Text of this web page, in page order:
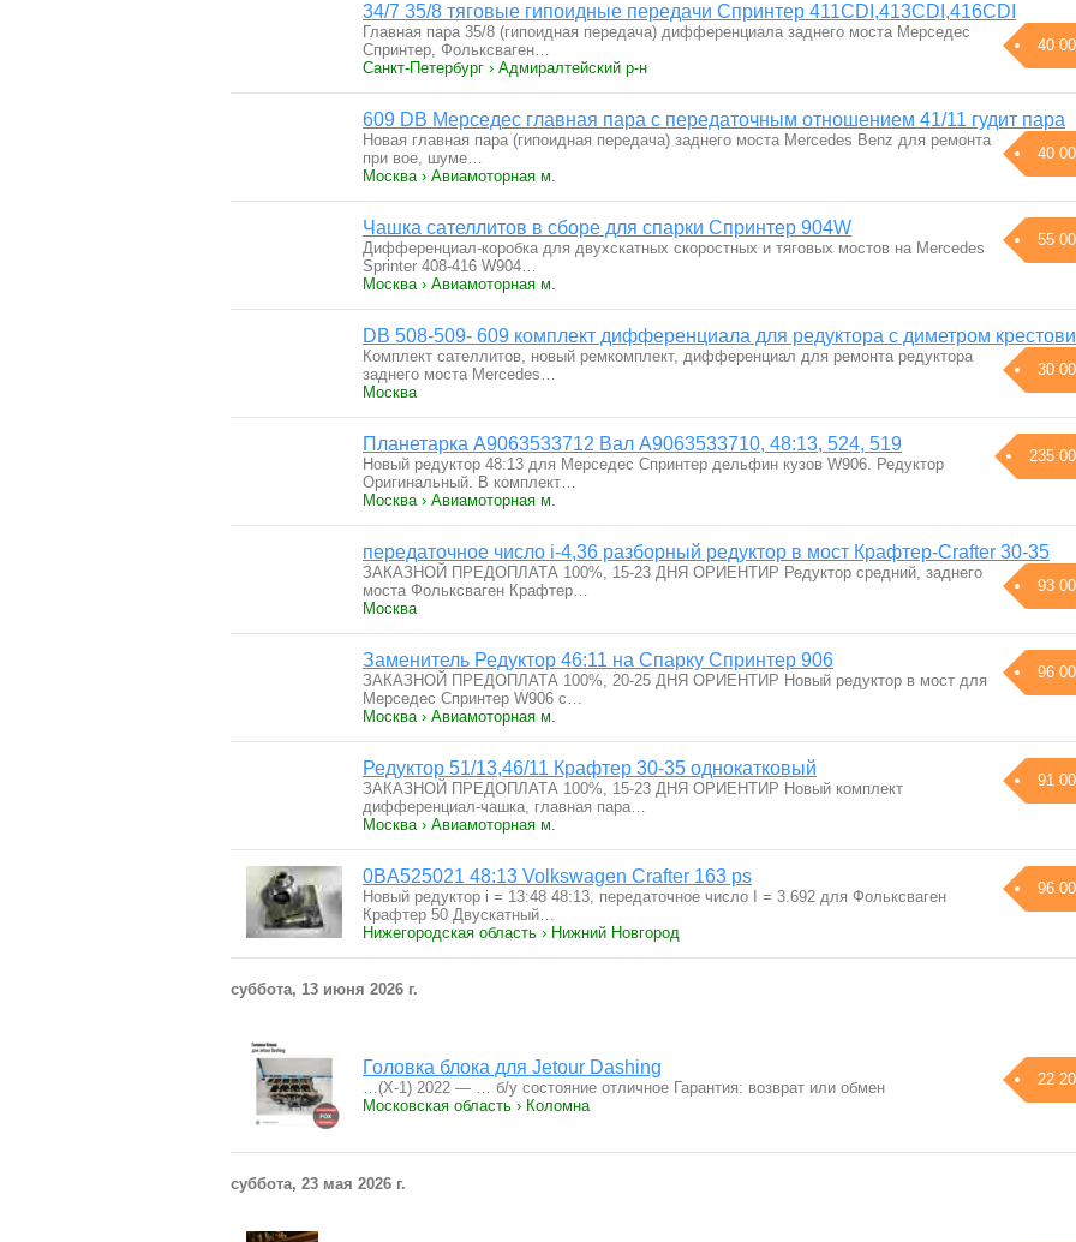
34/7 35/8 тяговые гипоидные передачи Спринтер 411CDI,413CDI,416СDI
40
Главная пара 35/8 (гипоидная передача) дифференциала заднего моста Mерседес
Спринтер, Фольксваген…
Санкт-Петербург › Адмиралтейский р-н
609 DB Мерседес главная пара с передаточным отношением 41/11 гудит пара
40
Новая главная пара (гипоидная передача) заднего моста Mercedes Benz для ремонта
при вое, шуме…
Москва › Авиамоторная м.
Чашка сателлитов в сборе для спарки Спринтер 904W
55
Дифференциал-коробка для двухскатных скоростных и тяговых мостов на Mercedes
Sprinter 408-416 W904…
Москва › Авиамоторная м.
DB 508-509- 609 комплект дифференциала для редуктора с диметром
30
Комплект сателлитов, новый ремкомплект, дифференциал для ремонта редуктора
заднего моста Mercedes…
Москва
Планетарка A9063533712 Вал A9063533710, 48:13, 524, 519
235
Новый редуктор 48:13 для Мерседес Спринтер дельфин кузов W906. Редуктор
Оригинальный. В комплект…
Москва › Авиамоторная м.
передаточное число i-4,36 разборный редуктор в мост Крафтер-Сrafter 30-35
93
ЗАКАЗНОЙ ПРЕДОПЛАТА 100%, 15-23 ДНЯ ОРИЕНТИР Редуктор средний, заднего
моста Фольксваген Крафтер…
Москва
Заменитель Редуктор 46:11 на Спарку Спринтер 906
96
ЗАКАЗНОЙ ПРЕДОПЛАТА 100%, 20-25 ДНЯ ОРИЕНТИР Новый редуктор в мост для
Мерседес Спринтер W906 с…
Москва › Авиамоторная м.
Редуктор 51/13,46/11 Крафтер 30-35 однокатковый
91
ЗАКАЗНОЙ ПРЕДОПЛАТА 100%, 15-23 ДНЯ ОРИЕНТИР Новый комплект
дифференциал-чашка, главная пара…
Москва › Авиамоторная м.
0BA525021 48:13 Volkswagen Crafter 163 ps
96
Новый редуктор i = 13:48 48:13, передаточное число I = 3.692 для Фольксваген
Крафтер 50 Двускатный…
Нижегородская область › Нижний Новгород
суббота, 13 июня 2026 г.
Головка блока для Jetour Dashing
22
…(X-1) 2022 — … б/у состояние отличное Гарантия: возврат или обмен
Московская область › Коломна
суббота, 23 мая 2026 г.